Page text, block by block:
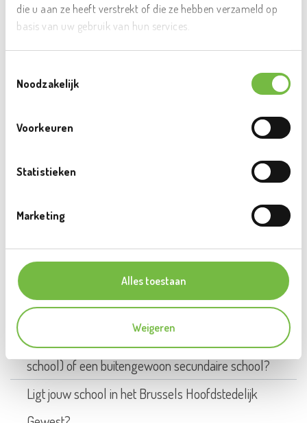
die u aan ze heeft verstrekt of die ze hebben verzameld op
basis van uw gebruik van hun services.
Noodzakelijk
Voorkeuren
Statistieken
Marketing
Alles toestaan
Weigeren
Ontvang elke week jouw levering van
Dien je steunaanvraag in voor
gedeeltelijke terugbetaling van fruit,
Voor meer informatie over de aanvraag van de
subsidie kan je een kijkje nemen op
de website van
KOMT MIJN SCHOOL IN AANMERKING VOOR DE
SUBSIDIEREGELING VAN FRUIT-SCHOOL?
Is jouw school een basisschool (kleuter- en lagere
school) of een buitengewoon secundaire school?
Ligt jouw school in het Brussels Hoofdstedelijk